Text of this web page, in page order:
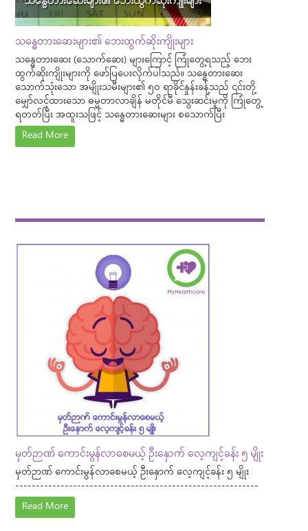
သန္ဓေတားဆေးများ၏ ဘေးထွက်ဆိုးကျိုးများ
သန္ဓေတားဆေး (သောက်ဆေး) များကြောင့် ကြုံတွေ့ရသည့် ဘေး
ထွက်ဆိုးကျိုးများကို ဖော်ပြပေးလိုက်ပါသည်။ သန္ဓေတားဆေး
သောက်သုံးသော အမျိုးသမီးများ၏ ၅၀ ရာခိုင်နှုန်းခန့်သည် ၎င်းတို့
မျှော်လင့်ထားသော ဓမ္မတာလာချိန် မတိုင်မီ သွေးဆင်းမှုကို ကြုံတွေ့
ရတတ်ပြီး အထူးသဖြင့် သန္ဓေတားဆေးများ စသောက်ပြီး
Read More
မှတ်ဉာဏ် ကောင်းမွန်လာစေမယ့် ဦးနှောက် လေ့ကျင့်ခန်း ၅ မျိုး
မှတ်ဉာဏ် ကောင်းမွန်လာစေမယ့် ဦးနှောက် လေ့ကျင့်ခန်း ၅ မျိုး
-----------------------------------------------------------
Read More